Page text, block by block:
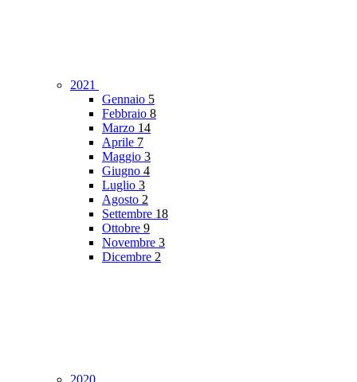
2021
Gennaio 5
Febbraio 8
Marzo 14
Aprile 7
Maggio 3
Giugno 4
Luglio 3
Agosto 2
Settembre 18
Ottobre 9
Novembre 3
Dicembre 2